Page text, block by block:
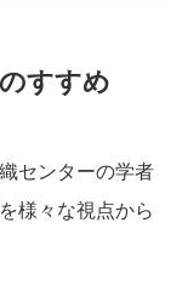
すすめ
センターの学者
様々な視点から